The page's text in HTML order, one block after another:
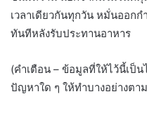
เวลาเดียวกันทุกวัน หมั่นออก
ทันทีหลังรับประทานอาหาร
(คำเตือน – ข้อมูลที่ให้ไว้นี้เป็
ปัญหาใด ๆ ให้ทำบางอย่างต